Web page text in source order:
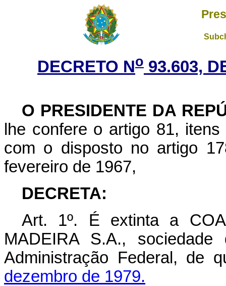
DECRETO No 93.603,
O PRESIDENTE DA
lhe confere o artigo 81,
com o disposto no artigo
fevereiro de 1967,
DECRETA:
Art. 1º. É extinta a
MADEIRA S.A.,
Administração Federal, de
dezembro de 1979.